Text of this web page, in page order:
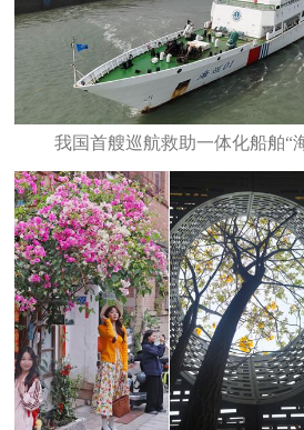
我国首艘巡航救助一体化船舶“